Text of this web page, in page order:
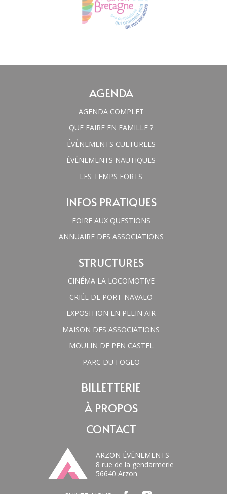
AGENDA
AGENDA COMPLET
QUE FAIRE EN FAMILLE ?
ÉVÈNEMENTS CULTURELS
ÉVÈNEMENTS NAUTIQUES
LES TEMPS FORTS
INFOS PRATIQUES
FOIRE AUX QUESTIONS
ANNUAIRE DES ASSOCIATIONS
STRUCTURES
CINÉMA LA LOCOMOTIVE
CRIÉE DE PORT-NAVALO
EXPOSITION EN PLEIN AIR
MAISON DES ASSOCIATIONS
MOULIN DE PEN CASTEL
PARC DU FOGEO
BILLETTERIE
À PROPOS
CONTACT
ARZON ÉVÈNEMENTS
8 rue de la gendarmerie
56640 Arzon